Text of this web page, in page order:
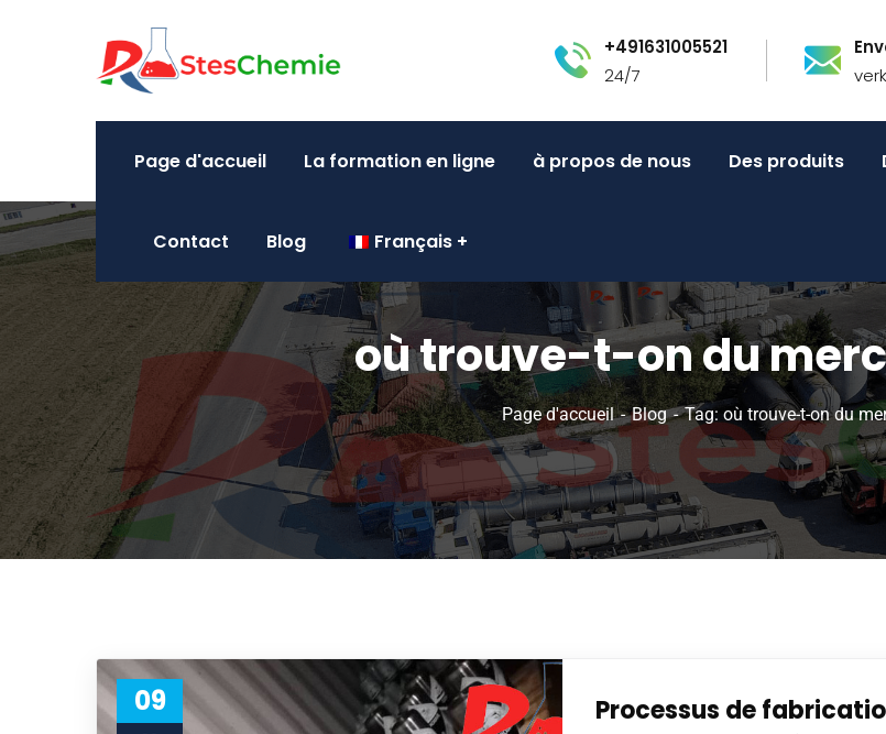
+491631005521
24/7
Page d'accueil La formation en ligne à propos de nous Des produits
Contact Blog Français
où trouve-t-on du
Page d'accueil Blog Tag: où trouve-t-on du
09
Processus de